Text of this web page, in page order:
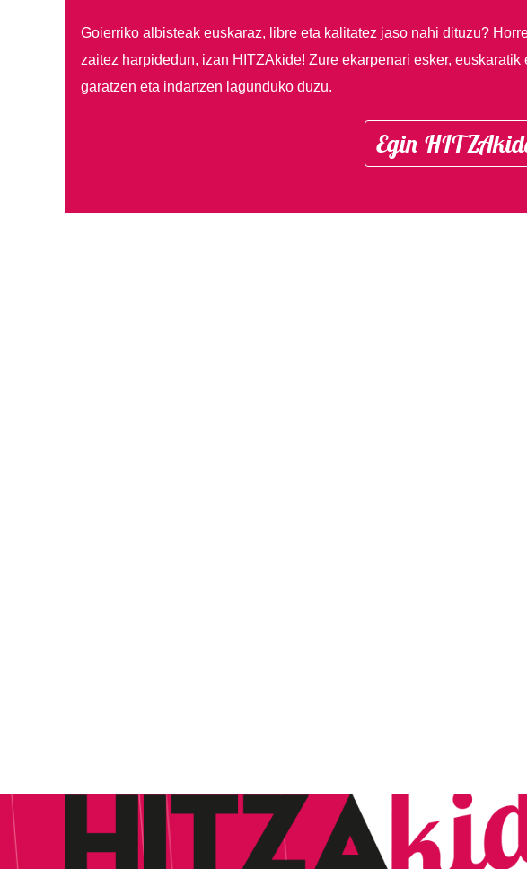
Goierriko albisteak euskaraz, libre eta kalitatez jaso nahi dituzu?
zaitez harpidedun, izan HITZAkide! Zure ekarpenari esker,
garatzen eta indartzen lagunduko duzu.
Egin